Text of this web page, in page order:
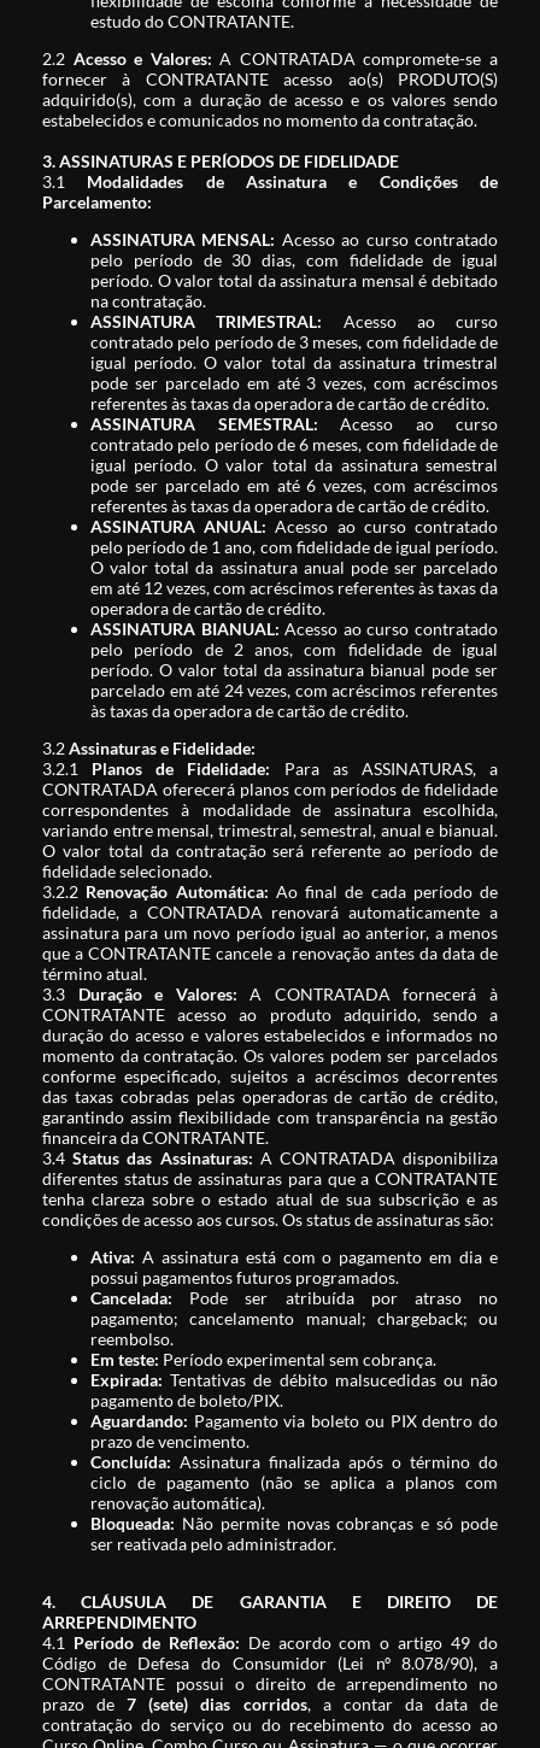
estudo do CONTRATANTE.
2.2 Acesso e Valores: A CONTRATADA compromete-se a
fornecer à CONTRATANTE acesso ao(s) PRODUTO(S)
adquirido(s), com a duração de acesso e os valores sendo
estabelecidos e comunicados no momento da contratação.
3. ASSINATURAS E PERÍODOS DE FIDELIDADE
3.1 Modalidades de Assinatura e Condições de
Parcelamento:
ASSINATURA MENSAL: Acesso ao curso contratado
pelo período de 30 dias, com fidelidade de igual
período. O valor total da assinatura mensal é debitado
na contratação.
ASSINATURA TRIMESTRAL: Acesso ao curso
contratado pelo período de 3 meses, com fidelidade de
igual período. O valor total da assinatura trimestral
pode ser parcelado em até 3 vezes, com acréscimos
referentes às taxas da operadora de cartão de crédito.
ASSINATURA SEMESTRAL: Acesso ao curso
contratado pelo período de 6 meses, com fidelidade de
igual período. O valor total da assinatura semestral
pode ser parcelado em até 6 vezes, com acréscimos
referentes às taxas da operadora de cartão de crédito.
ASSINATURA ANUAL: Acesso ao curso contratado
pelo período de 1 ano, com fidelidade de igual período.
O valor total da assinatura anual pode ser parcelado
em até 12 vezes, com acréscimos referentes às taxas da
operadora de cartão de crédito.
ASSINATURA BIANUAL: Acesso ao curso contratado
pelo período de 2 anos, com fidelidade de igual
período. O valor total da assinatura bianual pode ser
parcelado em até 24 vezes, com acréscimos referentes
às taxas da operadora de cartão de crédito.
3.2Assinaturas e Fidelidade:
3.2.1 Planos de Fidelidade: Para as ASSINATURAS, a
CONTRATADA oferecerá planos com períodos de fidelidade
correspondentes à modalidade de assinatura escolhida,
variando entre mensal, trimestral, semestral, anual e bianual.
O valor total da contratação será referente ao período de
fidelidade selecionado.
3.2.2 Renovação Automática: Ao final de cada período de
fidelidade, a CONTRATADA renovará automaticamente a
assinatura para um novo período igual ao anterior, a menos
que a CONTRATANTE cancele a renovação antes da data de
término atual.
3.3 Duração e Valores: A CONTRATADA fornecerá à
CONTRATANTE acesso ao produto adquirido, sendo a
duração do acesso e valores estabelecidos e informados no
momento da contratação. Os valores podem ser parcelados
conforme especificado, sujeitos a acréscimos decorrentes
das taxas cobradas pelas operadoras de cartão de crédito,
garantindo assim flexibilidade com transparência na gestão
financeira da CONTRATANTE.
3.4Status das Assinaturas: A CONTRATADA disponibiliza
diferentes status de assinaturas para que a CONTRATANTE
tenha clareza sobre o estado atual de sua subscrição e as
condições de acesso aos cursos. Os status de assinaturas são:
Ativa: A assinatura está com o pagamento em dia e
possui pagamentos futuros programados.
Cancelada: Pode ser atribuída por atraso no
pagamento; cancelamento manual; chargeback; ou
reembolso.
Em teste: Período experimental sem cobrança.
Expirada: Tentativas de débito malsucedidas ou não
pagamento de boleto/PIX.
Aguardando: Pagamento via boleto ou PIX dentro do
prazo de vencimento.
Concluída: Assinatura finalizada após o término do
ciclo de pagamento (não se aplica a planos com
renovação automática).
Bloqueada: Não permite novas cobranças e só pode
ser reativada pelo administrador.
4. CLÁUSULA DE GARANTIA E DIREITO DE
ARREPENDIMENTO
4.1 Período de Reflexão: De acordo com o artigo 49 do
Código de Defesa do Consumidor (Lei nº 8.078/90), a
CONTRATANTE possui o direito de arrependimento no
prazo de7 (sete) dias corridos, a contar da data de
contratação do serviço ou do recebimento do acesso ao